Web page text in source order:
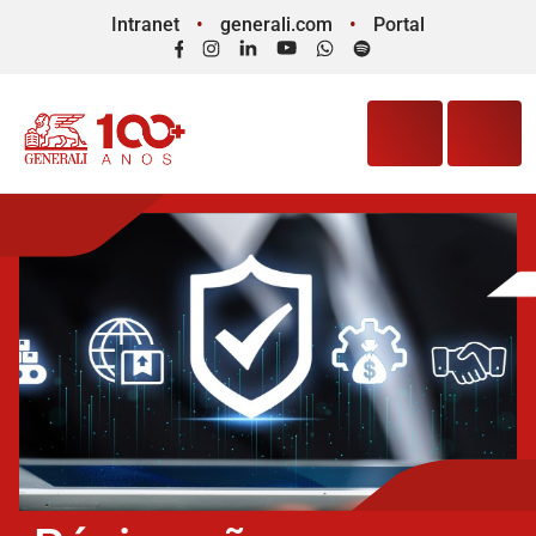
Intranet generali.com
Portal
FacebookInstagram
LinkedInYouTubeWhatsApp
Spotify